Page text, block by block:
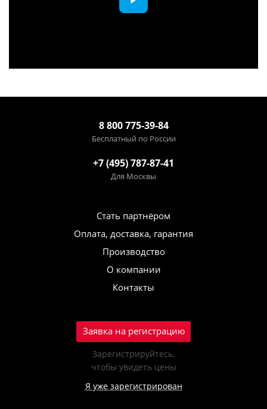
8 800 775-39-84
Бесплатный по России
+7 (495) 787-87-41
Для Москвы
Стать партнёром
Оплата, доставка, гарантия
Производство
О компании
Контакты
Заявка на регистрацию
Зарегистрируйтесь,
чтобы увидеть цены
Я уже зарегистрирован